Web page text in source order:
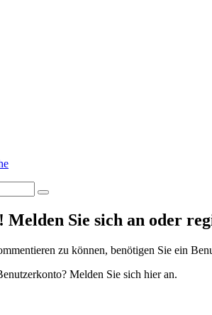
Sie sich an oder
zu können, benötigen Sie ein
Melden Sie sich hier an.